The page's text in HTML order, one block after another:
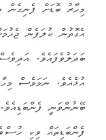
މިހާރު ބޮޑަށް ފެނިގެން
އެގޮތުން ކުލަފެން
ބަދަލުވެފައެވެ.
އުޅެއެވެ. ނަމަވެސް
ބޭނުންވަނީ
ފެންބަޑިތައް ވިކި